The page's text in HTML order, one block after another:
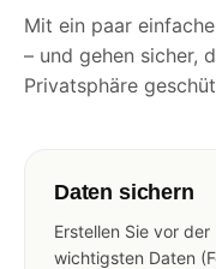
Mit ein paar
– und gehen sicher,
Privatsphäre
Daten sichern
Erstellen Sie vor
wichtigsten Daten